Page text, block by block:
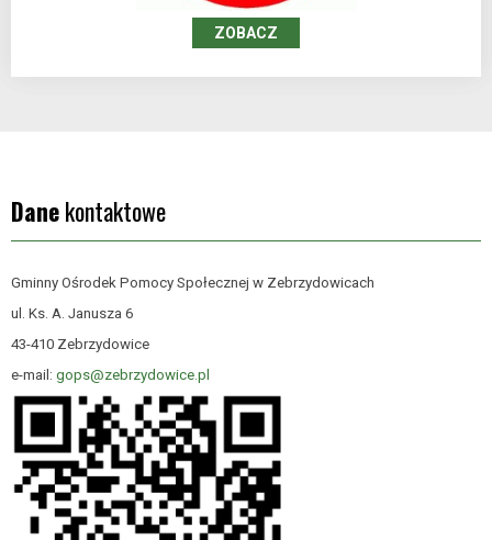
ZOBACZ
Danekontaktowe
Gminny Ośrodek Pomocy Społecznej w Zebrzydowicach
ul. Ks. A. Janusza 6
43-410 Zebrzydowice
e-mail: gops@zebrzydowice.pl